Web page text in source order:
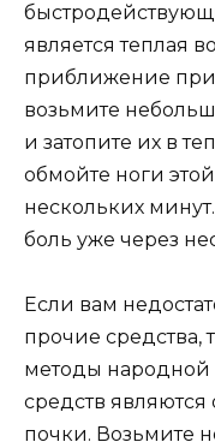
является теплая
приближение
возьмите
и затопите их в
обмойте ноги
нескольких
боль уже через
Если вам
прочие средства,
методы
средств являются
почки. Возьмите